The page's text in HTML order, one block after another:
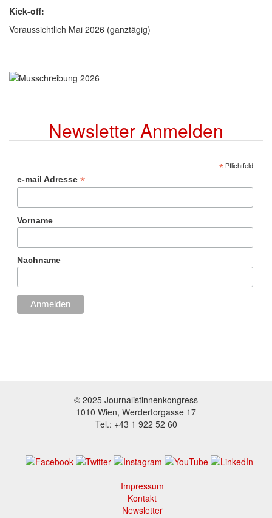
Kick-off:
Voraussichtlich Mai 2026 (ganztägig)
Newsletter Anmelden
*Pflichtfeld
e-mail Adresse *
Vorname
Nachname
© 2025 Journalistinnenkongress
1010 Wien, Werdertorgasse 17
Tel.: +43 1 922 52 60
Impressum
Kontakt
Newsletter